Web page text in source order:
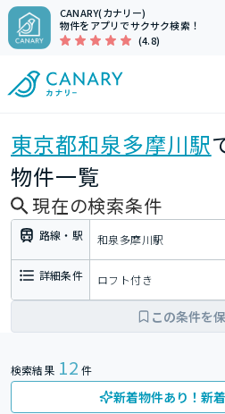
CANARY(カナリー)
物件をアプリでサクサク検索！
(4.8)
東京都和泉多摩川駅
物件一覧
現在の検索条件
路線・駅 和泉多摩川駅
詳細条件 ロフト付き
この条件を
検索結果 12 件
新着物件あり！新